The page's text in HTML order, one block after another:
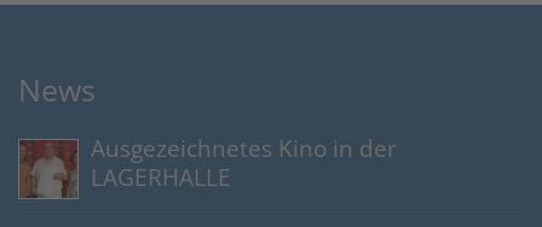
News
Ausgezeichnetes Kino in der
LAGERHALLE